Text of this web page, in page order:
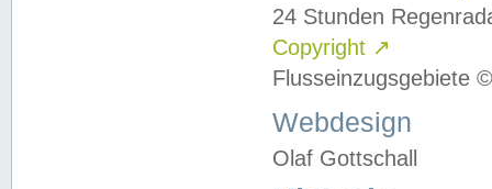
24 Stunden
Copyright ↗
Flusseinzugsgebiete
Webdesign
Olaf Gottschall